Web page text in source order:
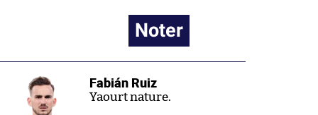
Noter
Fabián Ruiz
Yaourt nature.